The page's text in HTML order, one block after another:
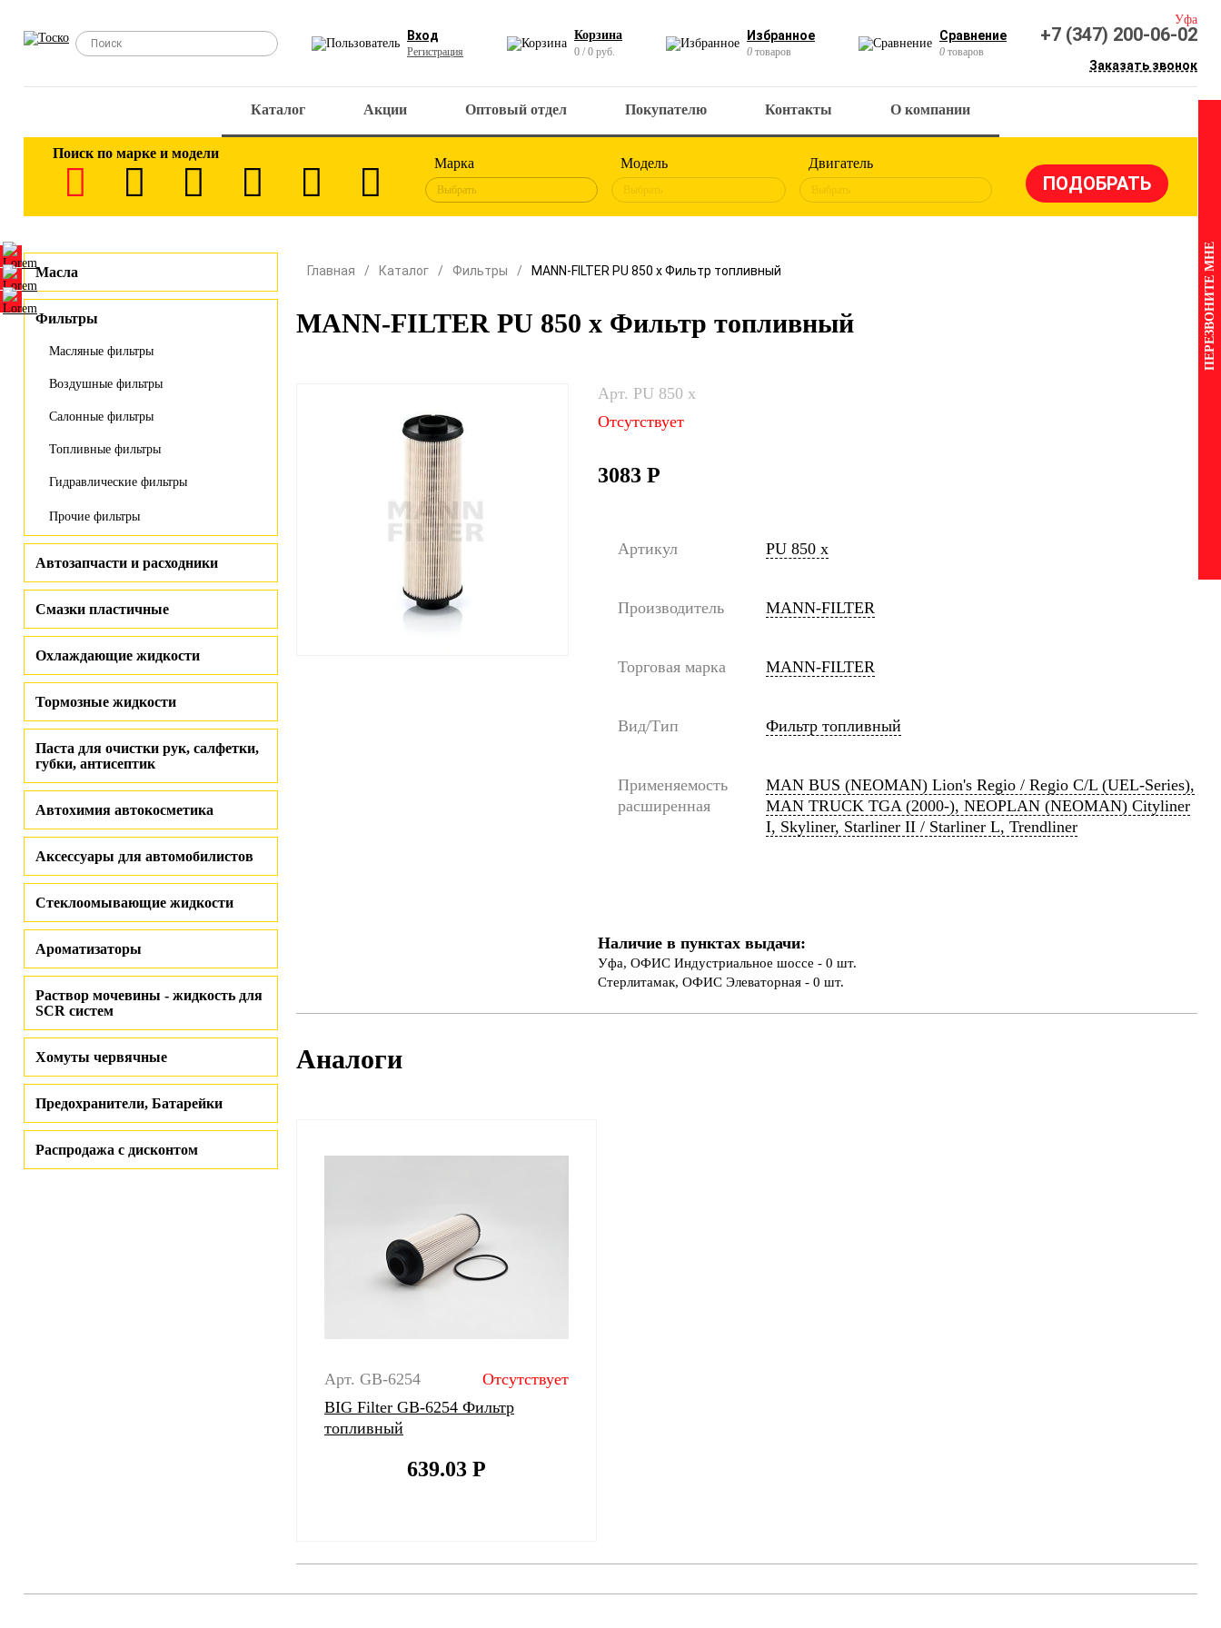
Вход
Регистрация
Корзина
0 / 0 руб.
Избранное
0 товаров
Сравнение
0 товаров
Уфа
+7 (347) 200-06-02
Заказать звонок
Каталог Акции Оптовый отдел Покупателю Контакты О компании
Поиск по марке и модели
Марка
Выбрать
Модель
Выбрать
Двигатель
Выбрать
Масла
Фильтры
Масляные фильтры
Воздушные фильтры
Салонные фильтры
Топливные фильтры
Гидравлические фильтры
Прочие фильтры
Автозапчасти и расходники
Смазки пластичные
Охлаждающие жидкости
Тормозные жидкости
Паста для очистки рук, салфетки,
губки, антисептик
Автохимия автокосметика
Аксессуары для автомобилистов
Стеклоомывающие жидкости
Ароматизаторы
Раствор мочевины - жидкость для
SCR систем
Хомуты червячные
Предохранители, Батарейки
Распродажа с дисконтом
Главная Каталог Фильтры MANN-FILTER PU 850 x Фильтр топливный
MANN-FILTER PU 850 x Фильтр топливный
Арт. PU 850 x
Отсутствует
3083 Р
Артикул PU 850 x
Производитель MANN-FILTER
Торговая марка MANN-FILTER
Вид/Тип Фильтр топливный
Применяемость
расширенная
MAN BUS (NEOMAN) Lion's Regio / Regio C/L (UEL-Series),
MAN TRUCK TGA (2000-), NEOPLAN (NEOMAN) Cityliner
I, Skyliner, Starliner II / Starliner L, Trendliner
Наличие в пунктах выдачи:
Уфа, ОФИС Индустриальное шоссе - 0 шт.
Стерлитамак, ОФИС Элеваторная - 0 шт.
Аналоги
Арт. GB-6254
Отсутствует
BIG Filter GB-6254 Фильтр
топливный
639.03 Р
ПЕРЕЗВОНИТЕ МНЕ